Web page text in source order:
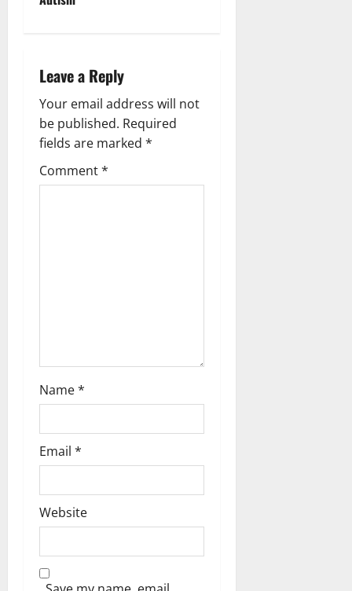
v
i
g
a
t
Leave a Reply
Your email address will not
be published. Required
fields are marked *
Comment*
Name*
Email *
Website